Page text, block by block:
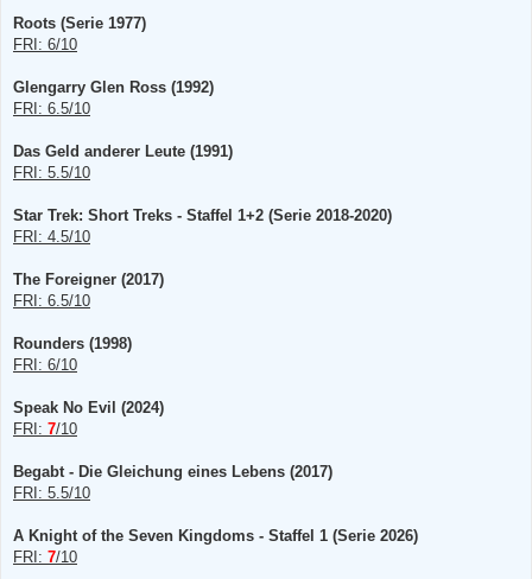
e
e
r
B
e
t
a
Roots (Serie 1977)
FRI: 6/10
Glengarry Glen Ross (1992)
FRI: 6.5/10
Das Geld anderer Leute (1991)
FRI: 5.5/10
Star Trek: Short Treks - Staffel 1+2 (Serie 2018-2020)
FRI: 4.5/10
The Foreigner (2017)
FRI: 6.5/10
Rounders (1998)
FRI: 6/10
Speak No Evil (2024)
FRI: 7/10
Begabt - Die Gleichung eines Lebens (2017)
FRI: 5.5/10
A Knight of the Seven Kingdoms - Staffel 1 (Serie 2026)
FRI: 7/10